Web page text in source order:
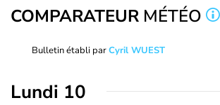
COMPARATEUR MÉTÉO
Bulletin établi parCyril WUEST
Lundi 10